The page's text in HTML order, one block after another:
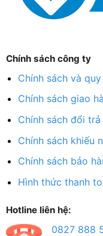
Chính sách công ty
Chính sách và
Chính sách giao
Chính sách đổi trả
Chính sách khiếu
Chính sách bảo
Hình thức thanh
Hotline liên hệ:
0827 888